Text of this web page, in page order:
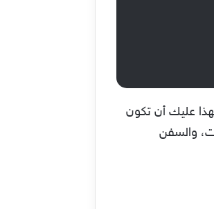
عليك أن تكون
والسفن